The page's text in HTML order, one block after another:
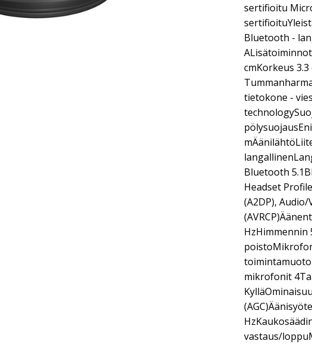
sertifioitu
Bluetooth -
ALisätoiminnot
cmKorkeus
tietokone -
Bluetooth
Headset
(A2DP),
HzHimmennin
mikrofonit
vastaus/